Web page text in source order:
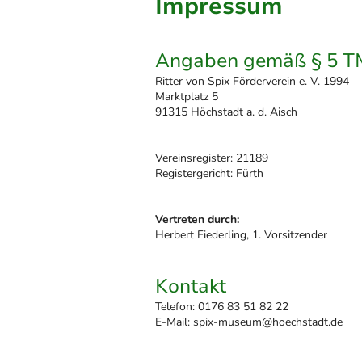
Angaben gemäß § 5
Ritter von Spix Förderverein e. V. 1994
Marktplatz 5
91315 Höchstadt a. d. Aisch
Vereinsregister: 21189
Registergericht: Fürth
Vertreten durch:
Herbert Fiederling, 1. Vorsitzender
Kontakt
Telefon: 0176 83 51 82 22
E-Mail: spix-museum@hoechstadt.de